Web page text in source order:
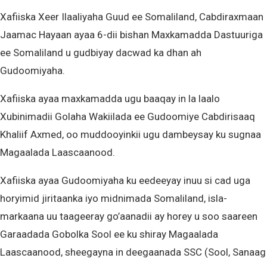
Xafiiska Xeer Ilaaliyaha Guud ee Somaliland, Cabdiraxmaan
Jaamac Hayaan ayaa 6-dii bishan Maxkamadda Dastuuriga
ee Somaliland u gudbiyay dacwad ka dhan ah
Gudoomiyaha.
Xafiiska ayaa maxkamadda ugu baaqay in la laalo
Xubinimadii Golaha Wakiilada ee Gudoomiye Cabdirisaaq
Khaliif Axmed, oo muddooyinkii ugu dambeysay ku sugnaa
Magaalada Laascaanood.
Xafiiska ayaa Gudoomiyaha ku eedeeyay inuu si cad uga
horyimid jiritaanka iyo midnimada Somaliland, isla-
markaana uu taageeray go’aanadii ay horey u soo saareen
Garaadada Gobolka Sool ee ku shiray Magaalada
Laascaanood, sheegayna in deegaanada SSC (Sool, Sanaag